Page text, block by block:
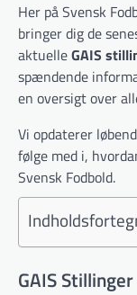
Her på Svensk
bringer dig de
aktuelleGAIS
spændende
en oversigt over
Vi opdaterer
følge med i,
Svensk Fodbold.
GAIS Stillinger